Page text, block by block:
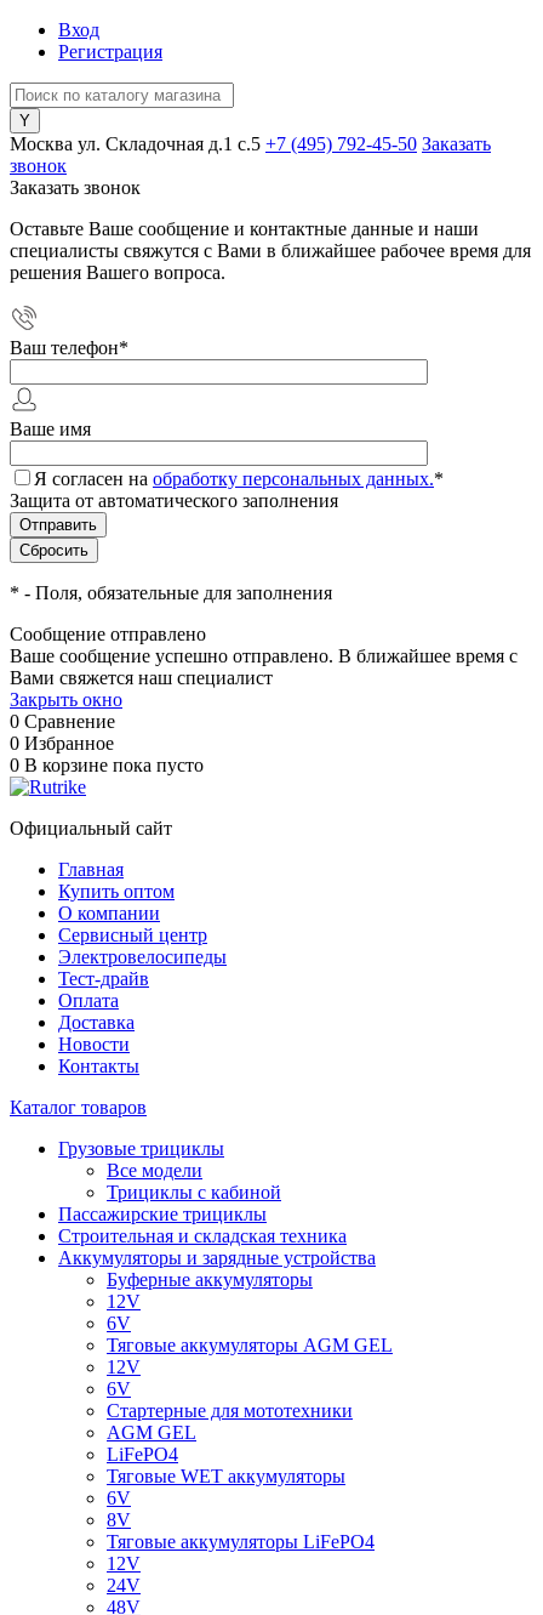
Вход
Регистрация
Москва ул. Складочная д.1 c.5 +7 (495) 792-45-50 Заказать
звонок
Заказать звонок
Оставьте Ваше сообщение и контактные данные и наши
специалисты свяжутся с Вами в ближайшее рабочее время для
решения Вашего вопроса.
Ваш телефон*
Ваше имя
Я согласен на обработку персональных данных.*
Защита от автоматического заполнения
* - Поля, обязательные для заполнения
Сообщение отправлено
Ваше сообщение успешно отправлено. В ближайшее время с
Вами свяжется наш специалист
Закрыть окно
0 Сравнение
0 Избранное
0 В корзине пока пусто
Официальный сайт
Главная
Купить оптом
О компании
Сервисный центр
Электровелосипеды
Тест-драйв
Оплата
Доставка
Новости
Контакты
Каталог товаров
Грузовые трициклы
Все модели
Трициклы с кабиной
Пассажирские трициклы
Строительная и складская техника
Аккумуляторы и зарядные устройства
Буферные аккумуляторы
12V
6V
Тяговые аккумуляторы AGM GEL
12V
6V
Стартерные для мототехники
AGM GEL
LiFePO4
Тяговые WET аккумуляторы
6V
8V
Тяговые аккумуляторы LiFePO4
12V
24V
48V